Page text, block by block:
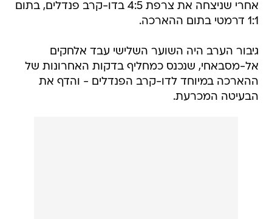
אחרי שניצחה את צרפת 4:5 בדו-קרב פנדלים, בתום
1:1 דרמטי בתום ההארכה.
גיבור הערב היה השוער השלישי עבד אלחקים
אל-מסבאחי, שנכנס כמחליף בדקות האחרונות של
ההארכה במיוחד לדו-קרב הפנדלים - והדף את
הבעיטה המכרעת.